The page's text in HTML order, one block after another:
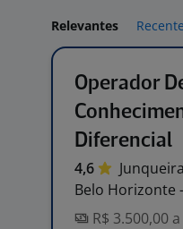
Relevantes
Operador
Diferencial
4,6
Belo Horizonte
R$ 3.500,00